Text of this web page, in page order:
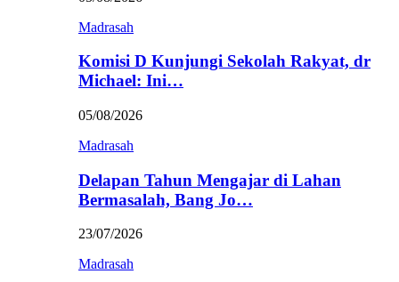
Madrasah
Komisi D Kunjungi Sekolah Rakyat, dr
Michael: Ini…
05/08/2026
Madrasah
Delapan Tahun Mengajar di Lahan
Bermasalah, Bang Jo…
23/07/2026
Madrasah